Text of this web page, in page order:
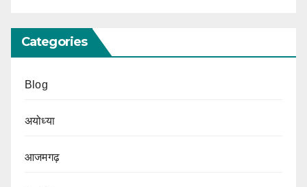
Categories
Blog
अयोध्या
आजमगढ़